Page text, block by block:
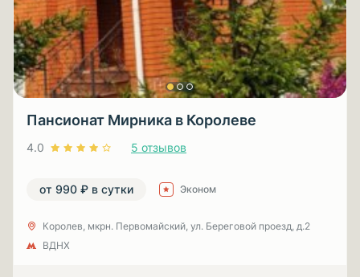
Пансионат Мирника в Королеве
4.0 5 отзывов
от 990 ₽ в сутки Эконом
Королев, мкрн. Первомайский, ул. Береговой проезд, д.2
ВДНХ